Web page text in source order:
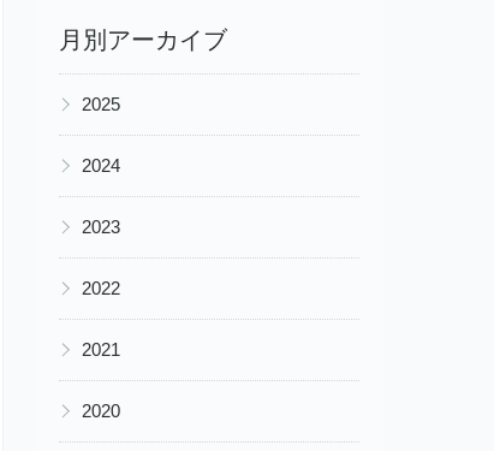
月別アーカイブ
▶ 2025
▶ 2024
▶ 2023
▶ 2022
▶ 2021
▶ 2020